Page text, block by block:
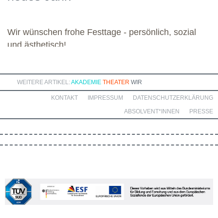
Wir wünschen frohe Festtage - persönlich, sozial
und ästhetisch!
WEITERE ARTIKEL: AKADEMIE THEATER WIR
DATENSCHUTZERKLÄRUNG
IMPRESSUM
KONTAKT
PRESSE
ABSOLVENT*INNEN